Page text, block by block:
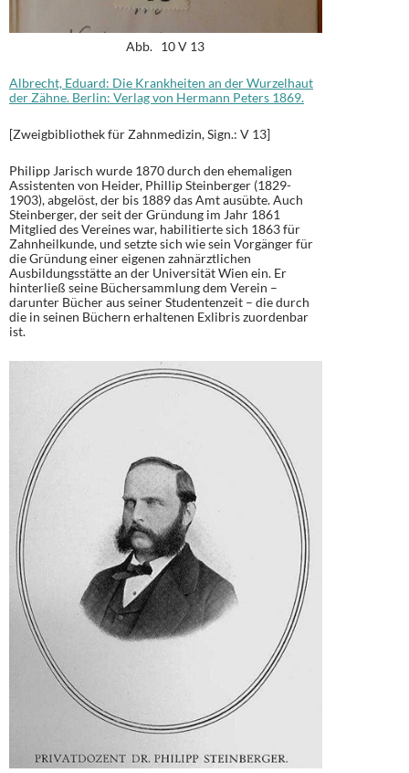
Abb. 10 V 13
Albrecht, Eduard: Die Krankheiten an der Wurzelhaut
der Zähne. Berlin: Verlag von Hermann Peters 1869.
[Zweigbibliothek für Zahnmedizin, Sign.: V 13]
Philipp Jarisch wurde 1870 durch den ehemaligen
Assistenten von Heider, Phillip Steinberger (1829-
1903), abgelöst, der bis 1889 das Amt ausübte. Auch
Steinberger, der seit der Gründung im Jahr 1861
Mitglied des Vereines war, habilitierte sich 1863 für
Zahnheilkunde, und setzte sich wie sein Vorgänger für
die Gründung einer eigenen zahnärztlichen
Ausbildungsstätte an der Universität Wien ein. Er
hinterließ seine Büchersammlung dem Verein –
darunter Bücher aus seiner Studentenzeit – die durch
die in seinen Büchern erhaltenen Exlibris zuordenbar
ist.